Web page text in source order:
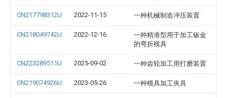
CN217798312U 2022-11-15 一种机械制造冲压装置
CN218049742U 2022-12-16
一种精准型用于加工钣金
的弯折模具
CN223289511U 2025-09-02 一种齿轮加工用打磨装置
CN219074926U 2023-05-26 一种模具加工夹具